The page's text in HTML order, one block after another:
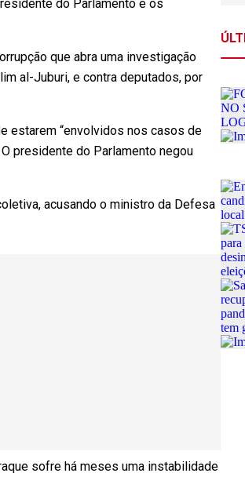
do Parlamento e os
que abra uma investigação
al-Juburi, e contra deputados, por
estarem “envolvidos nos casos de
presidente do Parlamento negou
acusando o ministro da Defesa
sofre há meses uma instabilidade